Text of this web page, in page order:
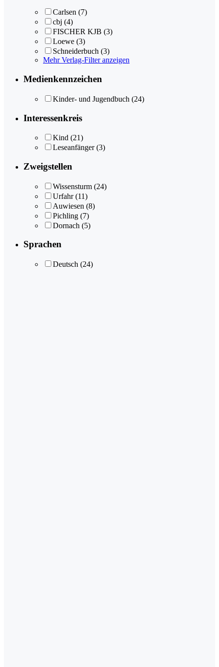
Carlsen (7)
cbj (4)
FISCHER KJB (3)
Loewe (3)
Schneiderbuch (3)
Mehr Verlag-Filter anzeigen
Medienkennzeichen
Kinder- und Jugendbuch (24)
Interessenkreis
Kind (21)
Leseanfänger (3)
Zweigstellen
Wissensturm (24)
Urfahr (11)
Auwiesen (8)
Pichling (7)
Dornach (5)
Sprachen
Deutsch (24)